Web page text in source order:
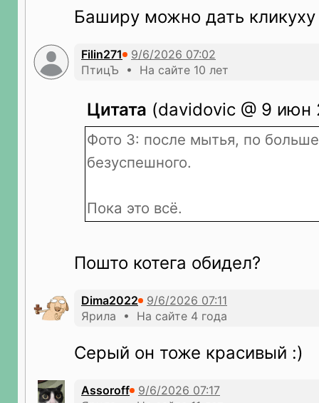
Баширу можно дать
Filin271
ПтицЪ • На сайте 10 лет
Цитата (davidovic @ 9 июн
Фото 3: после мытья, по
безуспешного.
Пока это всё.
Пошто котега обидел?
Dima2022
Ярила • На сайте 4 года
Серый он тоже красивый :)
Assoroff